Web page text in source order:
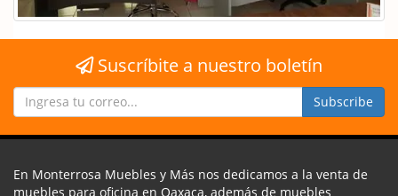
Suscríbite a nuestro boletín
En Monterrosa Muebles y Más nos dedicamos a la venta de
muebles para oficina en Oaxaca, además de muebles